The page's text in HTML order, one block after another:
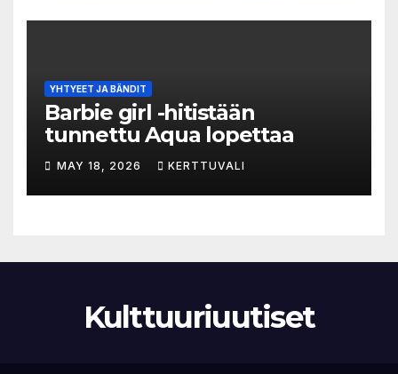
YHTYEET JA BÄNDIT
Barbie girl -hitistään
tunnettu Aqua lopettaa
MAY 18, 2026 KERTTUVALI
Kulttuuriuutiset